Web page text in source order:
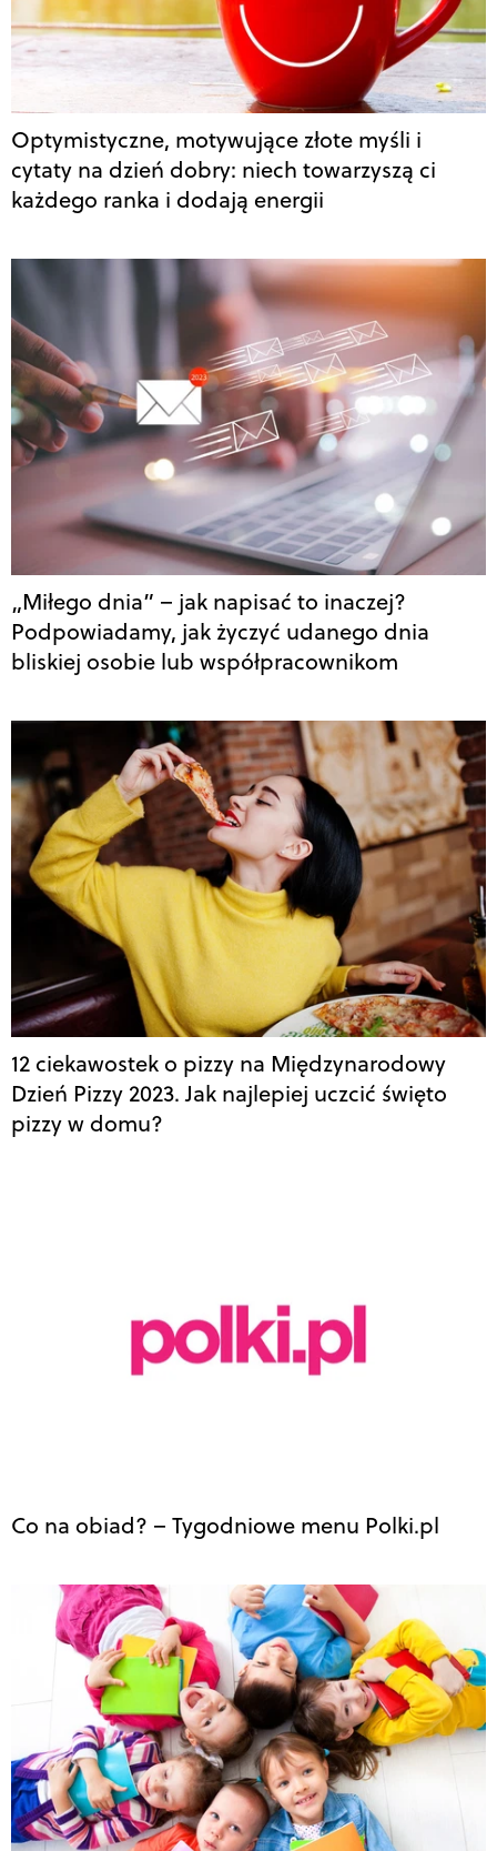
Optymistyczne, motywujące złote myśli i
cytaty na dzień dobry: niech towarzyszą ci
każdego ranka i dodają energii
„Miłego dnia” – jak napisać to inaczej?
Podpowiadamy, jak życzyć udanego dnia
bliskiej osobie lub współpracownikom
12 ciekawostek o pizzy na Międzynarodowy
Dzień Pizzy 2023. Jak najlepiej uczcić święto
pizzy w domu?
Co na obiad? – Tygodniowe menu Polki.pl